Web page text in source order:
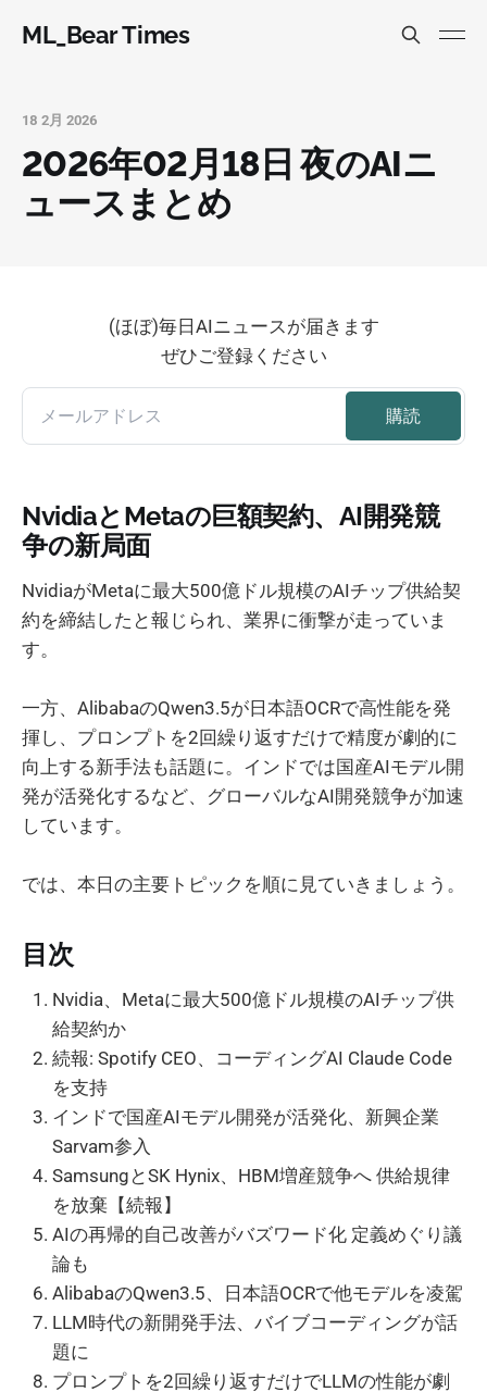
ML_Bear Times
18 2月 2026
2026年02月18日 夜のAIニ
ュースまとめ
(ほぼ)毎日AIニュースが届きます
ぜひご登録ください
NvidiaとMetaの巨額契約、AI開発競
争の新局面
NvidiaがMetaに最大500億ドル規模のAIチップ供給契
約を締結したと報じられ、業界に衝撃が走っていま
す。
一方、AlibabaのQwen3.5が日本語OCRで高性能を発
揮し、プロンプトを2回繰り返すだけで精度が劇的に
向上する新手法も話題に。インドでは国産AIモデル開
発が活発化するなど、グローバルなAI開発競争が加速
しています。
では、本日の主要トピックを順に見ていきましょう。
目次
Nvidia、Metaに最大500億ドル規模のAIチップ供
給契約か
続報: Spotify CEO、コーディングAI Claude Code
を支持
インドで国産AIモデル開発が活発化、新興企業
Sarvam参入
SamsungとSK Hynix、HBM増産競争へ 供給規律
を放棄【続報】
AIの再帰的自己改善がバズワード化 定義めぐり議
論も
AlibabaのQwen3.5、日本語OCRで他モデルを凌駕
LLM時代の新開発手法、バイブコーディングが話
題に
プロンプトを2回繰り返すだけでLLMの性能が劇